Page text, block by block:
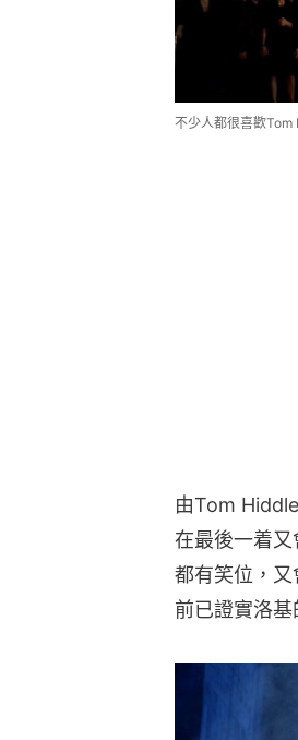
不少人都很喜歡Tom
由Tom
在最後一着
都有笑位，
前已證實洛